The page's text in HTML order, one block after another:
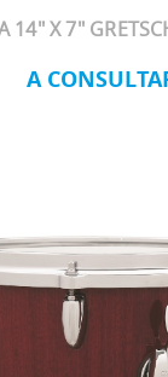
14" X 7"
A